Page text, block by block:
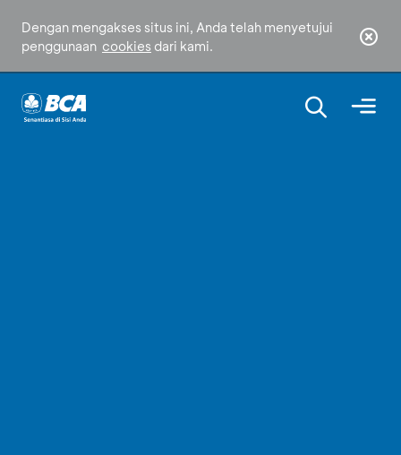
Dengan mengakses situs ini, Anda telah menyetujui
penggunaan cookies dari kami.